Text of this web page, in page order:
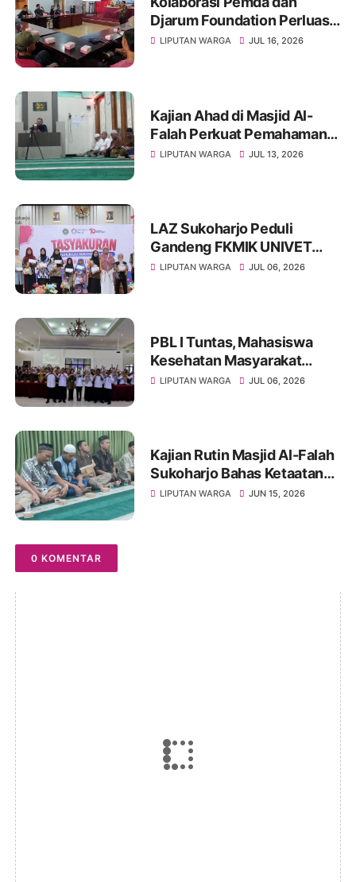
Djarum Foundation Perluas
Akses Sanitasi Layak di
LIPUTAN WARGA JUL 16, 2026
Kajian Ahad di Masjid Al-
Falah Perkuat Pemahaman
Sunnah dan Tingkatkan
LIPUTAN WARGA JUL 13, 2026
LAZ Sukoharjo Peduli
Gandeng FKMIK UNIVET
BANTARA Santuni Anak
LIPUTAN WARGA JUL 06, 2026
PBL I Tuntas, Mahasiswa
Kesehatan Masyarakat
UNIVET BANTARA Siap
LIPUTAN WARGA JUL 06, 2026
Kajian Rutin Masjid Al-Falah
Sukoharjo Bahas Ketaatan
kepada Rasul sebagai Wujud
LIPUTAN WARGA JUN 15, 2026
0 KOMENTAR